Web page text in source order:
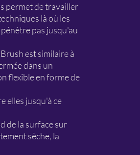
permet de travailler
là où les
pas jusqu'au
est similaire à
dans un
flexible en forme de
elles jusqu'à ce
de la surface sur
sèche, la